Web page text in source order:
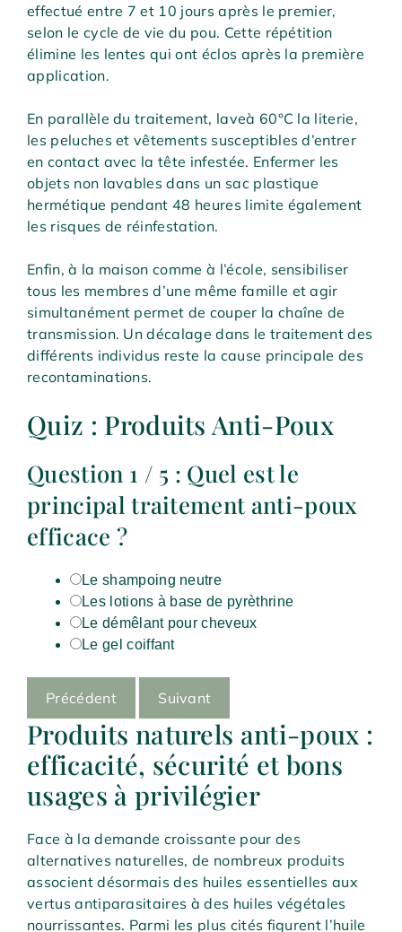
effectué entre 7 et 10 jours après le premier,
selon le cycle de vie du pou. Cette répétition
élimine les lentes qui ont éclos après la première
application.
En parallèle du traitement, laveà 60°C la literie,
les peluches et vêtements susceptibles d’entrer
en contact avec la tête infestée. Enfermer les
objets non lavables dans un sac plastique
hermétique pendant 48 heures limite également
les risques de réinfestation.
Enfin, à la maison comme à l’école, sensibiliser
tous les membres d’une même famille et agir
simultanément permet de couper la chaîne de
transmission. Un décalage dans le traitement des
différents individus reste la cause principale des
recontaminations.
Quiz : Produits Anti-Poux
Question 1 / 5 : Quel est le
principal traitement anti-poux
efficace ?
Le shampoing neutre
Les lotions à base de pyrèthrine
Le démêlant pour cheveux
Le gel coiffant
Précédent Suivant
Produits naturels anti-poux :
efficacité, sécurité et bons
usages à privilégier
Face à la demande croissante pour des
alternatives naturelles, de nombreux produits
associent désormais des huiles essentielles aux
vertus antiparasitaires à des huiles végétales
nourrissantes. Parmi les plus cités figurent l’huile